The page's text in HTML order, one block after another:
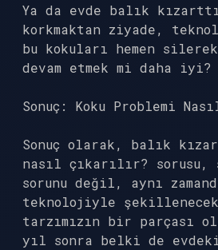
Ya da evde balık
korkmaktan ziyade,
bu kokuları hemen
devam etmek mi daha iyi?
Sonuç: Koku Problemi
Sonuç olarak, balık
nasıl çıkarılır? sorusu,
sorunu değil, aynı
teknolojiyle şekillenecek
tarzımızın bir parçası
yıl sonra belki de